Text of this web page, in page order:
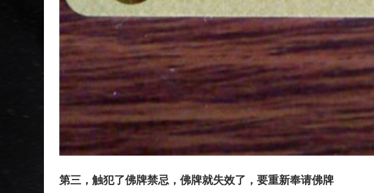
第三，触犯了佛牌禁忌，佛牌就失效了，要重新奉请佛牌